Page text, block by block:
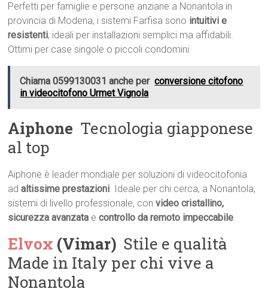
Perfetti per famiglie e persone anziane a Nonantola in
provincia di Modena, i sistemi Farfisa sono intuitivi e
resistenti, ideali per installazioni semplici ma affidabili.
Ottimi per case singole o piccoli condomini.
Chiama 0599130031 anche per conversione citofono
in videocitofono Urmet Vignola
Aiphone  Tecnologia giapponese
al top
Aiphone è leader mondiale per soluzioni di videocitofonia
adaltissime prestazioni. Ideale per chi cerca, a Nonantola,
sistemi di livello professionale, convideo cristallino,
sicurezza avanzata econtrollo da remoto impeccabile.
Elvox (Vimar)  Stile e qualità
Made in Italy per chi vive a
Nonantola